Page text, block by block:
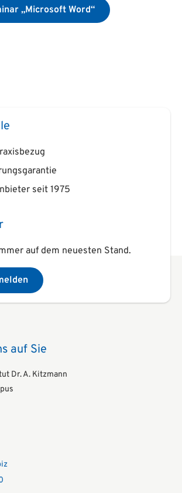
„Microsoft Word“
seit 1975
auf dem neuesten Stand.
auf Sie
Dr. A. Kitzmann